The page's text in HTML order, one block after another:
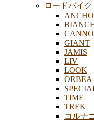
ロードバイク
GIANT
JAMIS
LIV
LOOK
ORBEA
TIME
TREK
コルナ